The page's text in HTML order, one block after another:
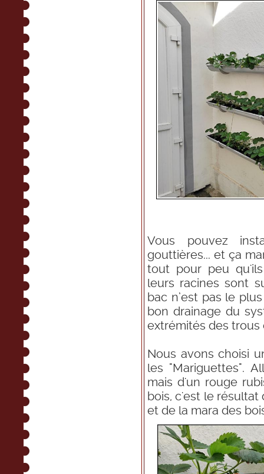
Vous pouvez
gouttières... et ça
tout pour peu
leurs racines sont
bac n’est pas le
bon drainage du
extrémités des trous
Nous avons choisi
les "Mariguettes".
mais d'un rouge
bois, c'est le
et de la mara des